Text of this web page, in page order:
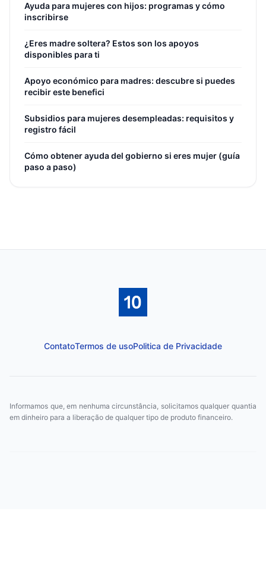
Ayuda para mujeres con hijos: programas y cómo
inscribirse
¿Eres madre soltera? Estos son los apoyos
disponibles para ti
Apoyo económico para madres: descubre si puedes
recibir este benefici
Subsidios para mujeres desempleadas: requisitos y
registro fácil
Cómo obtener ayuda del gobierno si eres mujer (guía
paso a paso)
ContatoTermos de usoPolitica de Privacidade
Informamos que, em nenhuma circunstância, solicitamos qualquer quantia
em dinheiro para a liberação de qualquer tipo de produto financeiro.